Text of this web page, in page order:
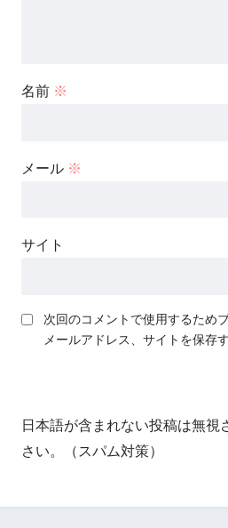
名前 ※
メール ※
サイト
次回のコメントで使用するため
メールアドレス、サイトを保存す
日本語が含まれない投稿は無視
さい。（スパム対策）